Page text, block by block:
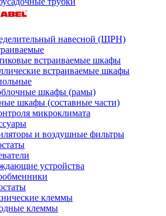
навесной (ЩРН)
встраиваемые шкафы
встраиваемые шкафы
шкафы (рамы)
шкафы (составные части)
микроклимата
и воздушные фильтры
устройства
клеммы
клеммы